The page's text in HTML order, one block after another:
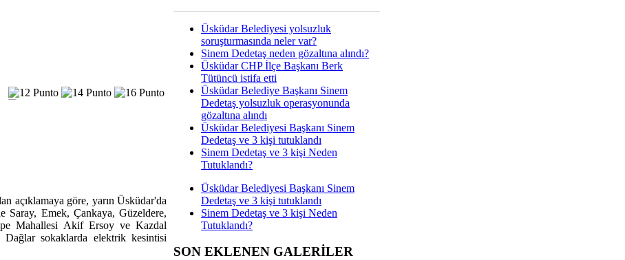
açıklamaya göre, yarın Üsküdar'da
Saray, Emek, Çankaya, Güzeldere,
Mahallesi Akif Ersoy ve Kazdal
sokaklarda elektrik kesintisi
Üsküdar Belediyesi yolsuzluk
soruşturmasında neler var?
Sinem Dedetaş neden gözaltına alındı?
Üsküdar CHP İlçe Başkanı Berk
Tütüncü istifa etti
Üsküdar Belediye Başkanı Sinem
Dedetaş yolsuzluk operasyonunda
gözaltına alındı
Üsküdar Belediyesi Başkanı Sinem
Dedetaş ve 3 kişi tutuklandı
Sinem Dedetaş ve 3 kişi Neden
Tutuklandı?
Üsküdar Belediyesi Başkanı Sinem
Dedetaş ve 3 kişi tutuklandı
Sinem Dedetaş ve 3 kişi Neden
Tutuklandı?
SON EKLENEN GALERİLER